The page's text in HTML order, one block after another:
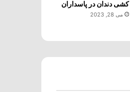
کشی دندان در پاسداران
می 28, 2023